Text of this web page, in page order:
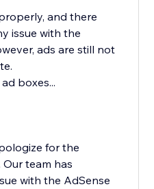
and there
issue with the
ads are still not
boxes...
for the
team has
with the AdSense